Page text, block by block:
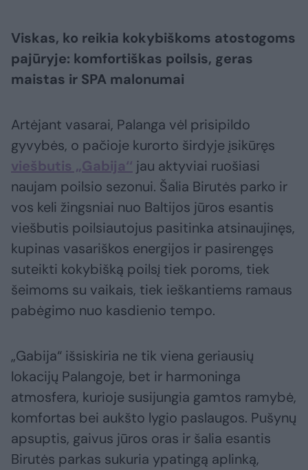
Viskas, ko reikia kokybiškoms atostogoms
pajūryje: komfortiškas poilsis, geras
maistas ir SPA malonumai
Artėjant vasarai, Palanga vėl prisipildo
gyvybės, o pačioje kurorto širdyje įsikūręs
viešbutis „Gabija‘‘ jau aktyviai ruošiasi
naujam poilsio sezonui. Šalia Birutės parko ir
vos keli žingsniai nuo Baltijos jūros esantis
viešbutis poilsiautojus pasitinka atsinaujinęs,
kupinas vasariškos energijos ir pasirengęs
suteikti kokybišką poilsį tiek poroms, tiek
šeimoms su vaikais, tiek ieškantiems ramaus
pabėgimo nuo kasdienio tempo.
„Gabija“ išsiskiria ne tik viena geriausių
lokacijų Palangoje, bet ir harmoninga
atmosfera, kurioje susijungia gamtos ramybė,
komfortas bei aukšto lygio paslaugos. Pušynų
apsuptis, gaivus jūros oras ir šalia esantis
Birutės parkas sukuria ypatingą aplinką,